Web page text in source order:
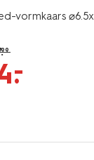
vormkaars
.99
.
–